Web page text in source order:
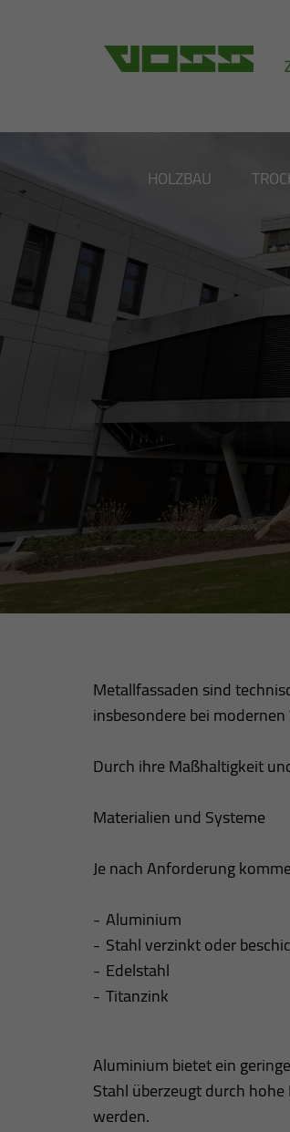
HOLZBAU
Metallfassaden sind
insbesondere bei
Durch ihre Maßhaltigkeit
Materialien und Systeme
Je nach Anforderung
Aluminium
Stahl verzinkt oder
Edelstahl
Titanzink
Aluminium bietet ein
Stahl überzeugt durch
werden.